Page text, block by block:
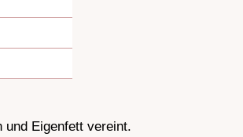
und Eigenfett vereint.